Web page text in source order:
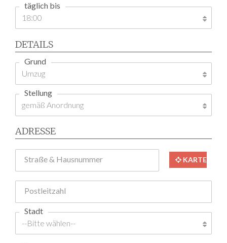
täglich bis
DETAILS
Grund
Stellung
ADRESSE
Straße & Hausnummer KARTE
Postleitzahl
Stadt